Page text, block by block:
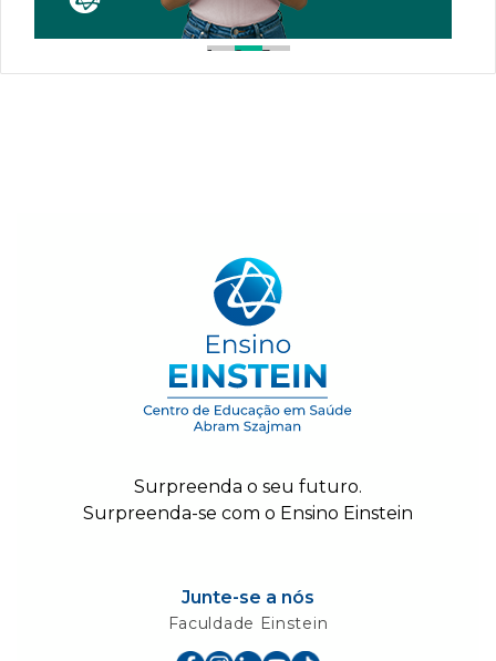
1 2 3
Surpreenda o seu futuro.
Surpreenda-se com o Ensino Einstein
Junte-se a nós
Faculdade Einstein